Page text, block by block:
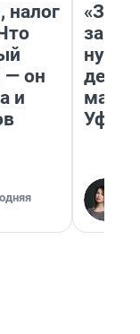
налог
— он
и
дела
Уфа